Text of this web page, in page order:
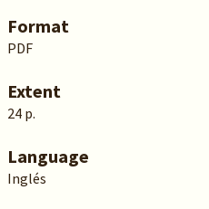
Format
PDF
Extent
24 p.
Language
Inglés